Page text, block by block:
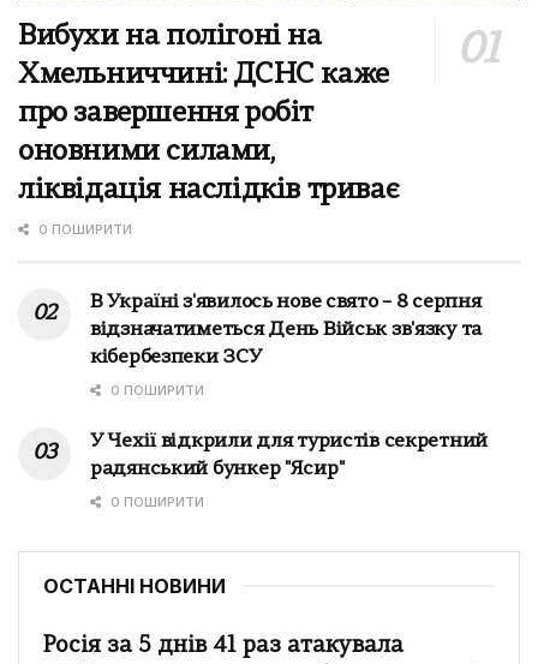
Вибухи на полігоні на
Хмельниччині: ДСНС каже
про завершення робіт
оновними силами,
ліквідація наслідків триває
0 ПОШИРИТИ
В Україні з'явилось нове свято – 8 серпня
відзначатиметься День Військ зв'язку та
кібербезпеки ЗСУ
0 ПОШИРИТИ
У Чехії відкрили для туристів секретний
радянський бункер "Ясир"
0 ПОШИРИТИ
ОСТАННІ НОВИНИ
Росія за 5 днів 41 раз атакувала